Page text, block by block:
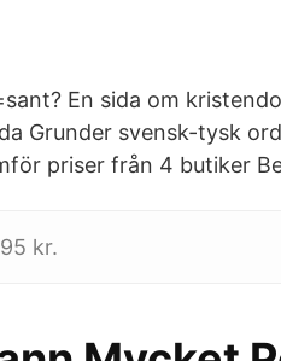
En sida om
Grunder svensk-tysk
priser från 4 butiker
kr.